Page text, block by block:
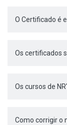
O Certificado é
Os certificados
Os cursos de
Como corrigir o